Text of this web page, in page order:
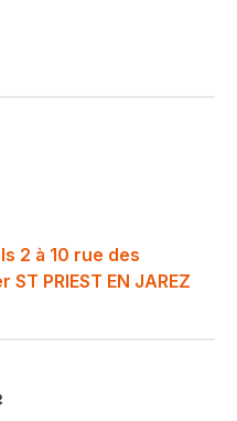
2 à 10 rue des
PRIEST EN JAREZ